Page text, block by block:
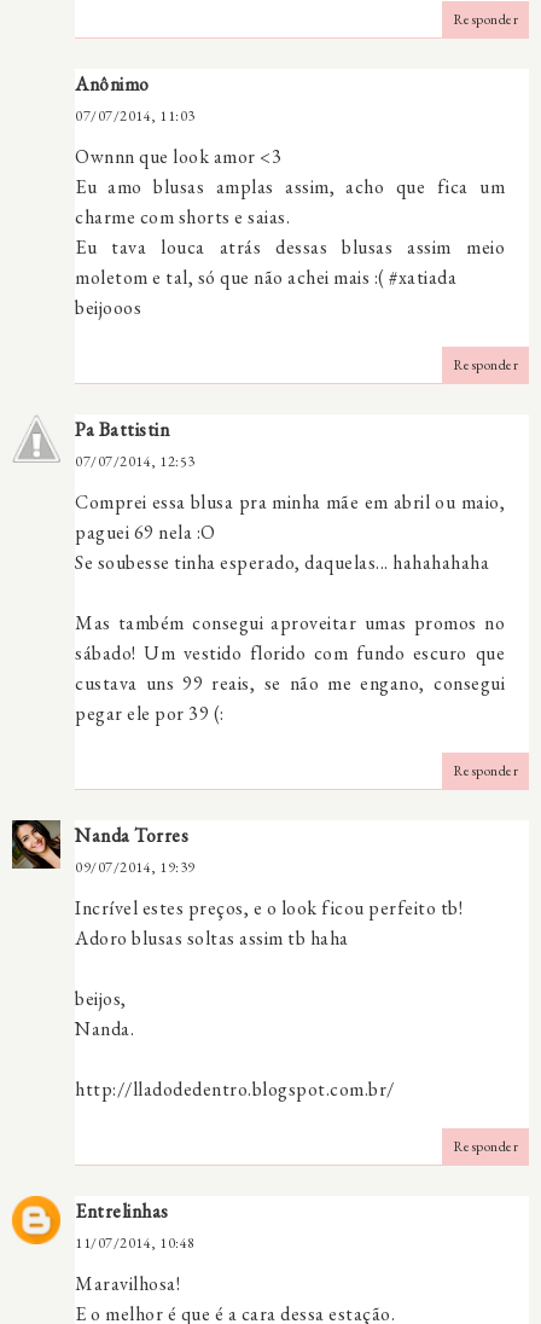
Responder
Anônimo
07/07/2014, 11:03
Ownnn que look amor <3
Eu amo blusas amplas assim, acho que fica um
charme com shorts e saias.
Eu tava louca atrás dessas blusas assim meio
moletom e tal, só que não achei mais :( #xatiada
beijooos
Responder
Pa Battistin
07/07/2014, 12:53
Comprei essa blusa pra minha mãe em abril ou maio,
paguei 69 nela :O
Se soubesse tinha esperado, daquelas... hahahahaha
Mas também consegui aproveitar umas promos no
sábado! Um vestido florido com fundo escuro que
custava uns 99 reais, se não me engano, consegui
pegar ele por 39 (:
Responder
Nanda Torres
09/07/2014, 19:39
Incrível estes preços, e o look ficou perfeito tb!
Adoro blusas soltas assim tb haha
beijos,
Nanda.
http://lladodedentro.blogspot.com.br/
Responder
Entrelinhas
11/07/2014, 10:48
Maravilhosa!
E o melhor é que é a cara dessa estação.